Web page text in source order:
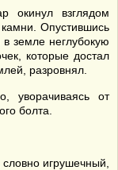
окинул взглядом
Опустившись
земле неглубокую
которые достал
разровнял.
от
болта.
игрушечный,